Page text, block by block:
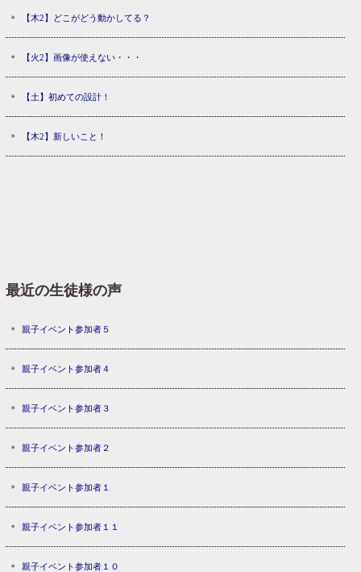
【木2】どこがどう動かしてる？
【火2】画像が使えない・・・
【土】初めての設計！
【木2】新しいこと！
最近の生徒様の声
親子イベント参加者５
親子イベント参加者４
親子イベント参加者３
親子イベント参加者２
親子イベント参加者１
親子イベント参加者１１
親子イベント参加者１０